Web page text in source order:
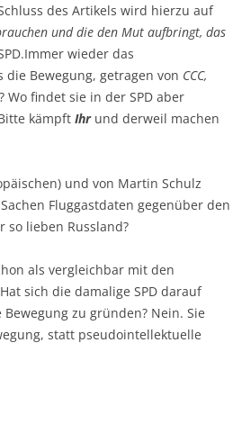
des Artikels wird hierzu auf
und die den Mut aufbringt, das
Immer wieder das
Bewegung, getragen von CCC,
Wo findet sie in der SPD aber
kämpft Ihrund derweil machen
und von Martin Schulz
Fluggastdaten gegenüber den
so lieben Russland?
als vergleichbar mit den
sich die damalige SPD darauf
zu gründen? Nein. Sie
statt pseudointellektuelle